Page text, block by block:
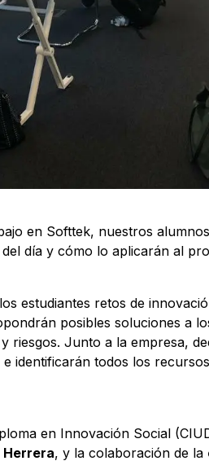
en Softtek, nuestros
día y cómo lo aplicarán al
estudiantes retos de
posibles soluciones a
riesgos. Junto a la empresa,
identificarán todos los
en Innovación Social
Herrera, y la colaboración de la